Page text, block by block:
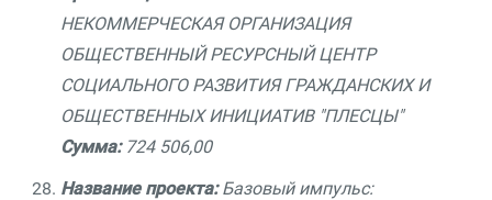
НЕКОММЕРЧЕСКАЯ ОРГАНИЗАЦИЯ
ОБЩЕСТВЕННЫЙ РЕСУРСНЫЙ ЦЕНТР
СОЦИАЛЬНОГО РАЗВИТИЯ ГРАЖДАНСКИХ И
ОБЩЕСТВЕННЫХ ИНИЦИАТИВ "ПЛЕСЦЫ"
Сумма:724 506,00
Название проекта:Базовый импульс: